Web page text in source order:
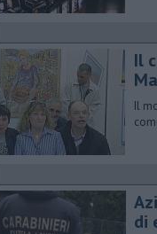
Il
Il
di